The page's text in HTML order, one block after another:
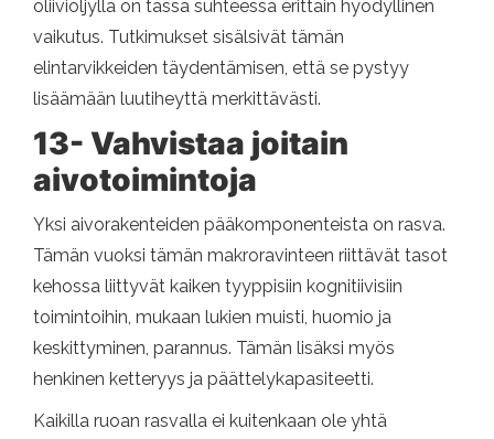
oliiviöljyllä on tässä suhteessa erittäin hyödyllinen
vaikutus. Tutkimukset sisälsivät tämän
elintarvikkeiden täydentämisen, että se pystyy
lisäämään luutiheyttä merkittävästi.
13- Vahvistaa joitain
aivotoimintoja
Yksi aivorakenteiden pääkomponenteista on rasva.
Tämän vuoksi tämän makroravinteen riittävät tasot
kehossa liittyvät kaiken tyyppisiin kognitiivisiin
toimintoihin, mukaan lukien muisti, huomio ja
keskittyminen, parannus. Tämän lisäksi myös
henkinen ketteryys ja päättelykapasiteetti.
Kaikilla ruoan rasvalla ei kuitenkaan ole yhtä